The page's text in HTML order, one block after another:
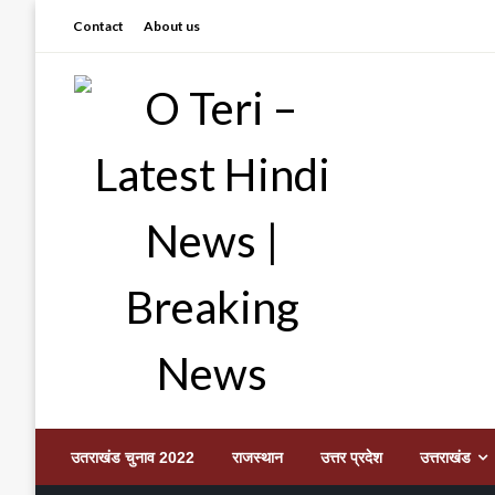
Contact About us
O Teri – Latest Hindi
उतराखंड चुनाव 2022 राजस्थान उत्तर प्रदेश उत्तराखंड